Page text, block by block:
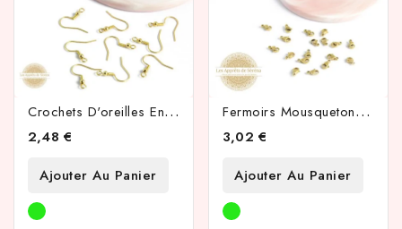
C
Rochets D'oreilles En Acier Inoxydable Couleur Or
2,48 €
Ajouter Au Panier
F
Ermoirs Mousquetons 9mm Acier 304 Inoxydable Plaqué Or 18k
3,02 €
Ajouter Au Panier